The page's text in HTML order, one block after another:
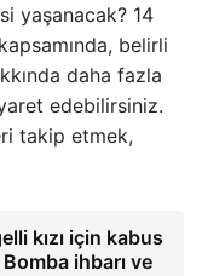
yaşanacak? 14
belirli
daha fazla
edebilirsiniz.
takip etmek,
kızı için kabus
ihbarı ve